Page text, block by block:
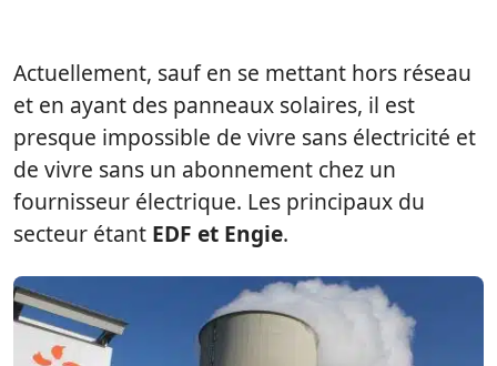
Actuellement, sauf en se mettant hors réseau
et en ayant des panneaux solaires, il est
presque impossible de vivre sans électricité et
de vivre sans un abonnement chez un
fournisseur électrique. Les principaux du
secteur étant EDF et Engie.